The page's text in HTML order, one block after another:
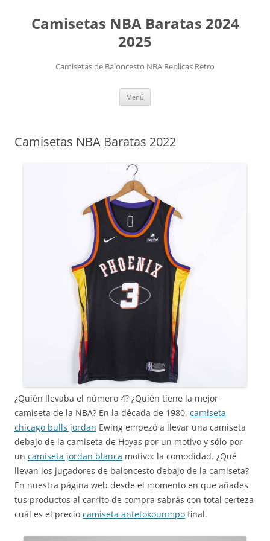
Camisetas NBA Baratas 2024
2025
Camisetas de Baloncesto NBA Replicas Retro
Menú
Camisetas NBA Baratas 2022
¿Quién llevaba el número 4? ¿Quién tiene la mejor
camiseta de la NBA? En la década de 1980, camiseta
chicago bulls jordan Ewing empezó a llevar una camiseta
debajo de la camiseta de Hoyas por un motivo y sólo por
un camiseta jordan blanca motivo: la comodidad. ¿Qué
llevan los jugadores de baloncesto debajo de la camiseta?
En nuestra página web desde el momento en que añades
tus productos al carrito de compra sabrás con total certeza
cuál es el precio camiseta antetokounmpo final.